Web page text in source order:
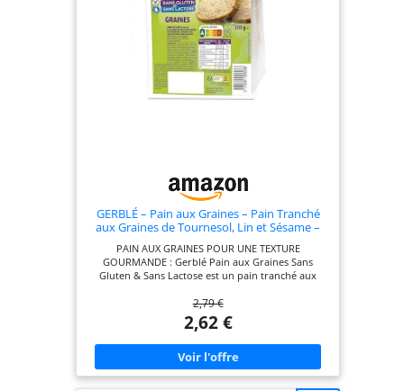
GERBLÉ – Pain aux Graines – Pain Tranché
aux Graines de Tournesol, Lin et Sésame –
Fibres – 200 g
PAIN AUX GRAINES POUR UNE TEXTURE
GOURMANDE : Gerblé Pain aux Graines Sans
Gluten & Sans Lactose est un pain tranché aux
fibres, il offre une texture savoureuse et
équilibrée. UNE RECETTE ÉLABORÉE AVEC DES
INGRÉDIENTS SÉLECTIONNÉS : À base de farines
naturellement sans gluten (riz, maïs, sarrasin…),
sans huile de palme, et souvent enrichis en fibres,
nos pains et tartines sont aussi bons que
responsables. UN PAIN SANS GLUTEN POUR TOUS
2,79 €
2,62 €